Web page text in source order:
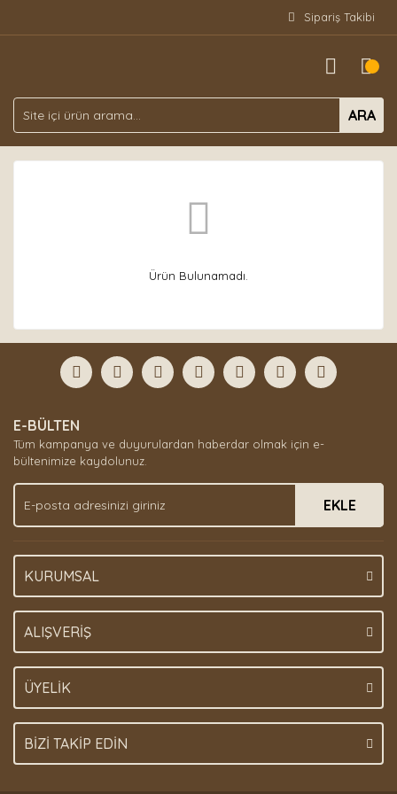
Sipariş Takibi
ARA
Ürün Bulunamadı.
E-BÜLTEN
Tüm kampanya ve duyurulardan haberdar olmak için e-
bültenimize kaydolunuz.
EKLE
KURUMSAL
ALIŞVERİŞ
ÜYELİK
BİZİ TAKİP EDİN